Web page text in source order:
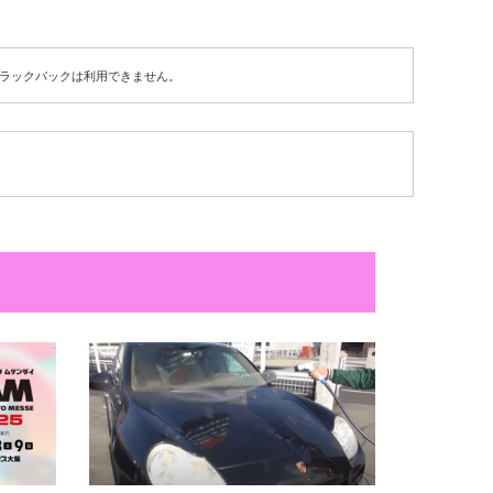
ックバックは利用できません。